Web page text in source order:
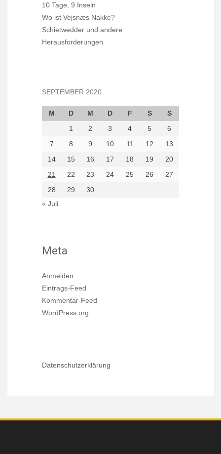
10 Tage, 9 Inseln
Wo ist Vejsnæs Nakke?
Schietwedder und andere
Herausforderungen
SEPTEMBER 2020
M D M D F S
S
1
2 3 4 5
6
7
8 9 10 11 12
13
14
15 16 17 18 19
20
21
22 23 24 25 26
27
28
29
30
« Juli
Meta
Anmelden
Eintrags-Feed
Kommentar-Feed
WordPress.org
Datenschutzerklärung